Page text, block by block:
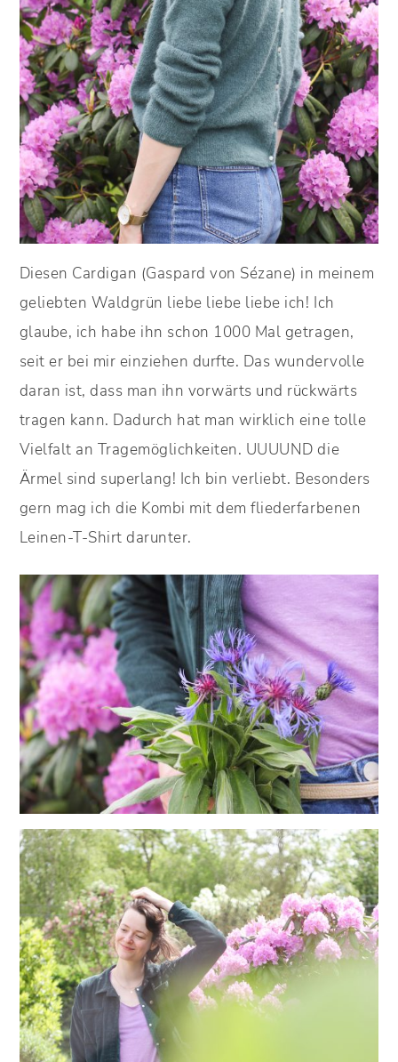
Diesen Cardigan (Gaspard von Sézane) in meinem
geliebten Waldgrün liebe liebe liebe ich! Ich
glaube, ich habe ihn schon 1000 Mal getragen,
seit er bei mir einziehen durfte. Das wundervolle
daran ist, dass man ihn vorwärts und rückwärts
tragen kann. Dadurch hat man wirklich eine tolle
Vielfalt an Tragemöglichkeiten. UUUUND die
Ärmel sind superlang! Ich bin verliebt. Besonders
gern mag ich die Kombi mit dem fliederfarbenen
Leinen-T-Shirt darunter.